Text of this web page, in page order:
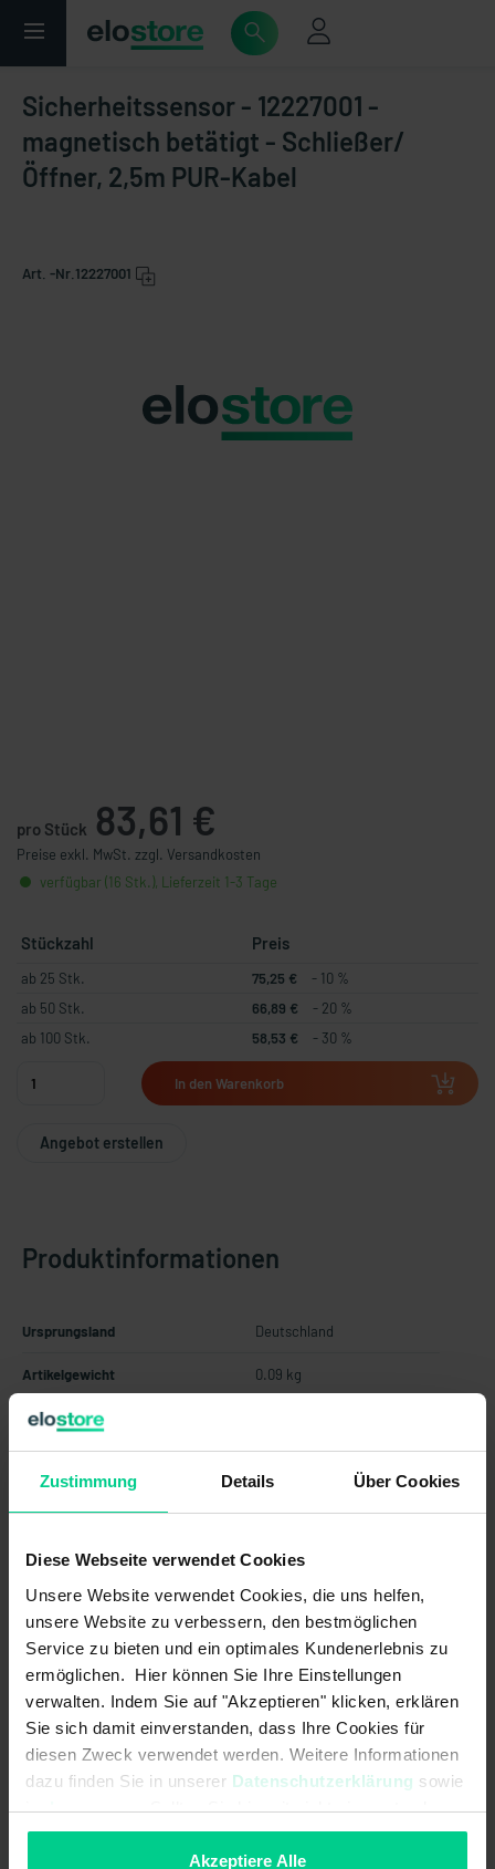
Zustimmung Details Über Cookies
Diese Webseite verwendet Cookies
Unsere Website verwendet Cookies, die uns helfen,
unsere Website zu verbessern, den bestmöglichen
Service zu bieten und ein optimales Kundenerlebnis zu
ermöglichen. Hier können Sie Ihre Einstellungen
verwalten. Indem Sie auf "Akzeptieren" klicken, erklären
Sie sich damit einverstanden, dass Ihre Cookies für
diesen Zweck verwendet werden. Weitere Informationen
dazu finden Sie in unserer Datenschutzerklärung sowie
imImpressum. Sollten Sie hiermit nicht einverstanden
sein, können Sie die Verwendung von Cookies hier
Akzeptiere Alle
Sicherheitssensor - 12227001 -
magnetisch betätigt - Schließer/
Öffner, 2,5m PUR-Kabel
Art. -Nr. 12227001
pro Stück 83,61 €
Preise exkl. MwSt. zzgl. Versandkosten
verfügbar (16 Stk.), Lieferzeit 1-3 Tage
Stückzahl Preis
ab 25 Stk. 75,25 €
- 10 %
ab 50 Stk.
66,89 €
- 20 %
ab 100 Stk.
58,53 € - 30 %
In den Warenkorb
Angebot erstellen
Produktinformationen
Ursprungsland Deutschland
Artikelgewicht 0.09 kg
Zolltarifnummer
Perfekte Überwachung und schnellste Reaktion.
Störung? Wird umgehend registriert!
magnetischen und elektronischen Sicherheitssensoren,
die der Überwachung von beweglich trennenden
Schutzeinrichtungen dienen.
Schutztüren, Hauben oder Abdeckungen können mit der
berührungslosen und damit verschleißfreien Sensorik
sicher überwacht werden. Anforderungen an Robustheit,
Dichtigkeit und geringe Baugröße werden ausnahmslos
erfüllt. Speziell für die Schutztürüberwachung an
Nahrungsmittelmaschinen hat elobau Sicherheitssensoren
in Edelstahl entwickelt, welche sich aufgrund ihrer
Reinigungsmittel- und Temperaturbeständigkeit
hervorragend für den Einsatz in Hygiene- und